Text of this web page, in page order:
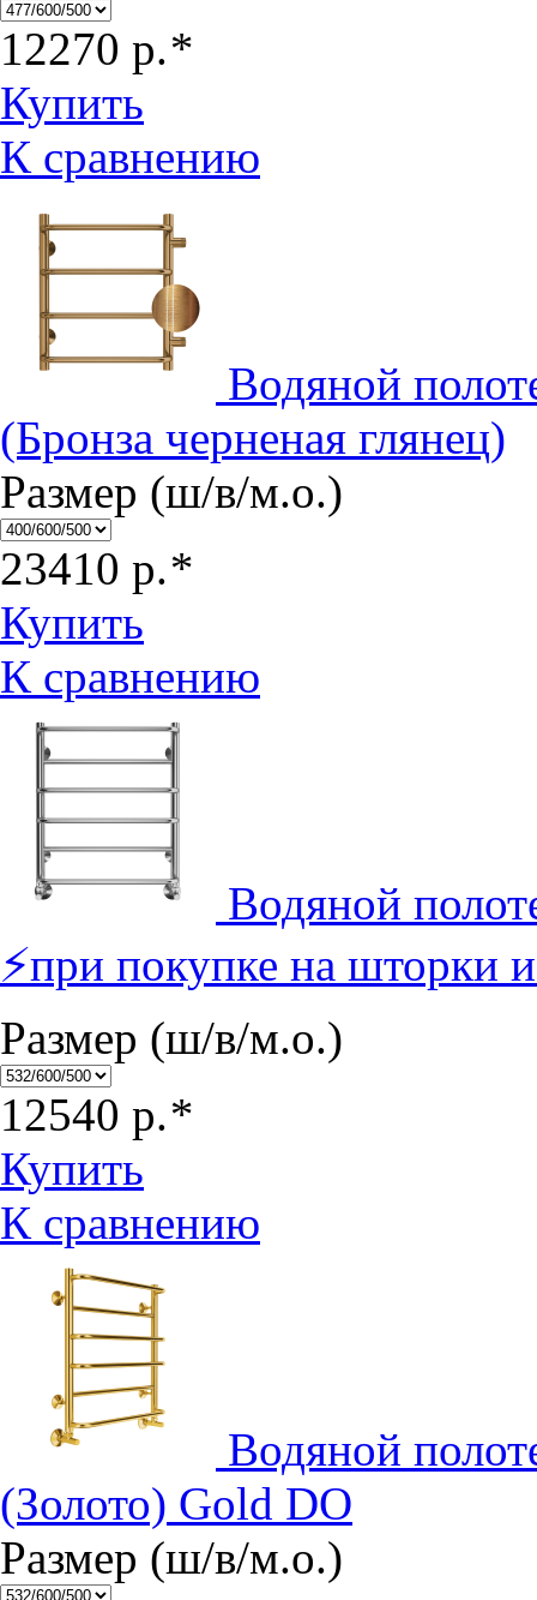
12270 р.*
Купить
К сравнению
Водяной
(Бронза черненая глянец)
Размер (ш/в/м.о.)
23410 р.*
Купить
К сравнению
Водяной
⚡при покупке на шторки
Размер (ш/в/м.о.)
12540 р.*
Купить
К сравнению
Водяной
(Золото) Gold DO
Размер (ш/в/м.о.)